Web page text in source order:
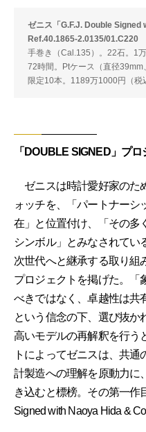
ゼニス「G.F.J. Double Signed
Ref.40.1865-2.0135/01.C220
手巻き（Cal.135）。22石。1
72時間。Ptケース（直径
限定10本。1189万1000円（税
「DOUBLE SIGNED」プ
ゼニスは時計愛好家のた
ォッチを、「パートナーシ
在」と位置付け、「その多
シンボル」とみなされてい
次世代へと継承する取り組
プロジェクトを掲げた。「
べきではなく、卓越性は共
という信念の下、選び抜か
高いモデルの再解釈を行う
トによってゼニスは、共
計製造への理解を原動力に
き込むと標榜。その第一作
Signed with Naoya Hida &